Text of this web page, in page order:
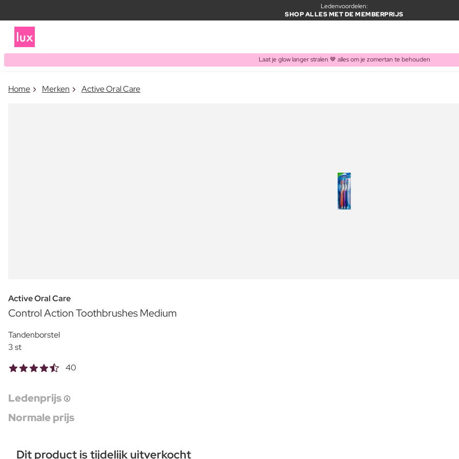
Ledenvoordelen:
SHOP ALLES MET DE MEMBERPRIJS
Laat je glow langer stralen 🤎 alles om je zomertan te behouden
Home Merken Active Oral Care
Active Oral Care
Control Action Toothbrushes Medium
Tandenborstel
3 st
40
Ledenprijs
Normale prijs
Dit product is tijdelijk uitverkocht